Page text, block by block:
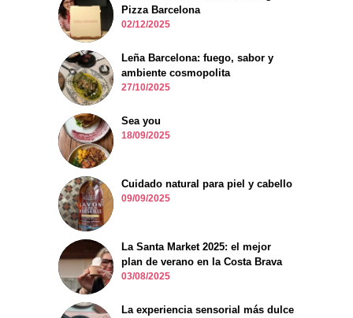
Pizza Barcelona
02/12/2025
Leña Barcelona: fuego, sabor y
ambiente cosmopolita
27/10/2025
Sea you
18/09/2025
Cuidado natural para piel y cabello
09/09/2025
La Santa Market 2025: el mejor
plan de verano en la Costa Brava
03/08/2025
La experiencia sensorial más dulce